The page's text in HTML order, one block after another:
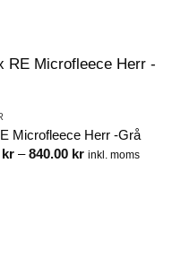
Microfleece Herr -Grå
kr – 840.00 krPrisintervall:
inkl. moms